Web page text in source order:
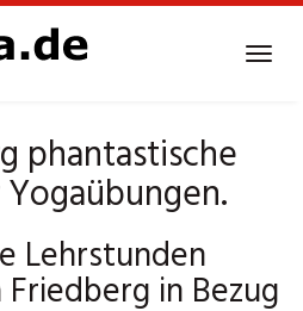
phantastische
Lehrstunden
in Bezug